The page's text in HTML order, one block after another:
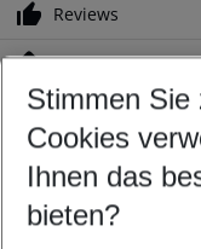
Reviews
Location
Customize your offer
Find the perfect deal
Your departure
Any airport
Stimmen Sie
Cookies
Ihnen das
bieten?